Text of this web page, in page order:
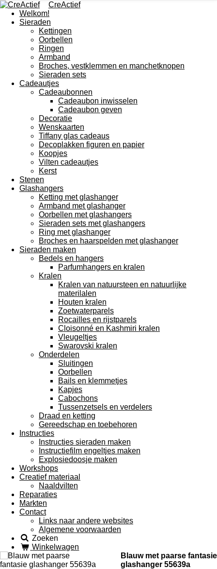
CreActief
Welkom!
Sieraden
Kettingen
Oorbellen
Ringen
Armband
Broches, vestklemmen en manchetknopen
Sieraden sets
Cadeautjes
Cadeaubonnen
Cadeaubon inwisselen
Cadeaubon geven
Decoratie
Wenskaarten
Tiffany glas cadeaus
Decoplakken figuren en papier
Koopjes
Vilten cadeautjes
Kerst
Stenen
Glashangers
Ketting met glashanger
Armband met glashanger
Oorbellen met glashangers
Sieraden sets met glashangers
Ring met glashanger
Broches en haarspelden met glashanger
Sieraden maken
Bedels en hangers
Parfumhangers en kralen
Kralen
Kralen van natuursteen en natuurlijke
materilalen
Houten kralen
Zoetwaterparels
Rocailles en rijstparels
Cloisonné en Kashmiri kralen
Vleugeltjes
Swarovski kralen
Onderdelen
Sluitingen
Oorbellen
Bails en klemmetjes
Kapjes
Cabochons
Tussenzetsels en verdelers
Draad en ketting
Gereedschap en toebehoren
Instructies
Instructies sieraden maken
Instructiefilm engeltjes maken
Explosiedoosje maken
Workshops
Creatief materiaal
Naaldvilten
Reparaties
Markten
Contact
Links naar andere websites
Algemene voorwaarden
Zoeken
Winkelwagen
Blauw met paarse fantasie
glashanger 55639a